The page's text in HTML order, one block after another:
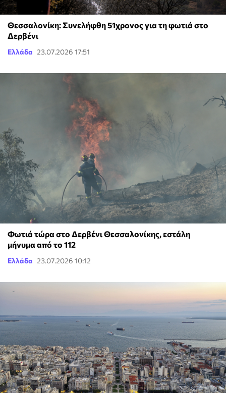
Θεσσαλονίκη: Συνελήφθη 51χρονος για τη φωτιά στο
Δερβένι
Ελλάδα 23.07.2026 17:51
Φωτιά τώρα στο Δερβένι Θεσσαλονίκης, εστάλη
μήνυμα από το 112
Ελλάδα 23.07.2026 10:12